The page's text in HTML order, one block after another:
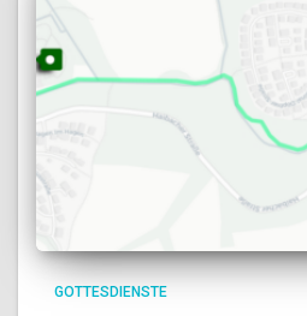
GOTTESDIENSTE